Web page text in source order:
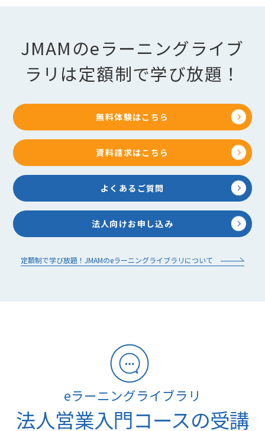
JMAMのeラーニングライブ
ラリは定額制で学び放題！
無料体験はこちら
資料請求はこちら
よくあるご質問
法人向けお申し込み
定額制で学び放題！JMAMのeラーニングライブラリについて
eラーニングライブラリ
法人営業入門コースの受講